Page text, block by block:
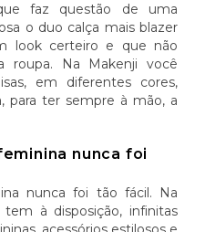
faz questão de uma
o duo calça mais blazer
look certeiro e que não
roupa. Na Makenji você
em diferentes cores,
para ter sempre à mão, a
nunca foi
nunca foi tão fácil. Na
à disposição, infinitas